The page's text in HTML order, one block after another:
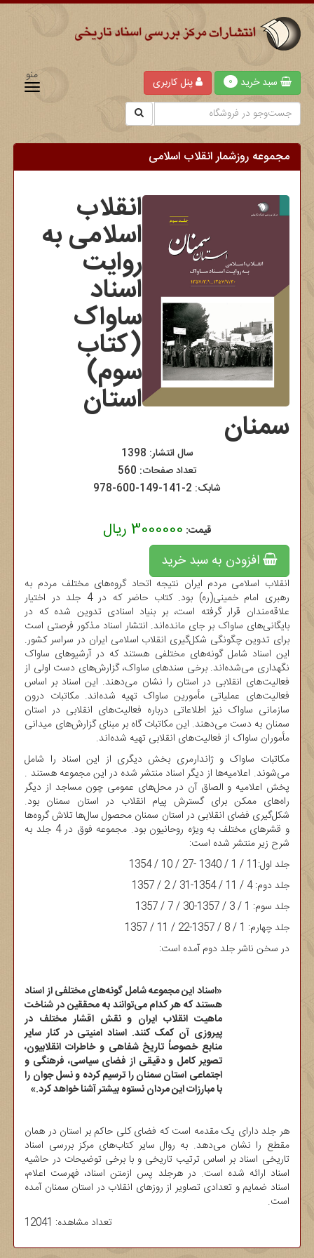
منو سبد خرید 0 پنل کاربری
مجموعه روزشمار انقلاب اسلامی
انقلاب
اسلامی به
روایت
اسناد
ساواک
(کتاب
سوم)
استان
سمنان
سال انتشار: 1398
تعداد صفحات: 560
شابک: 978-600-149-141-2
قیمت: 3000000 ریال
افزودن به سبد خرید
انقلاب اسلامی مردم ایران نتیجه اتحاد گروه‌های مختلف مردم به
رهبری امام خمینی(ره) بود. کتاب حاضر که در 4 جلد در اختیار
علاقه‌مندان قرار گرفته است، بر بنیاد اسنادی تدوین شده که در
بایگانی‌های ساواک بر جای مانده‌اند. انتشار اسناد مذکور فرصتی است
برای تدوین چگونگی شکل‌گیری انقلاب اسلامی ایران در سراسر کشور.
این اسناد شامل گونه‌های مختلفی هستند که در آرشیوهای ساواک
نگهداری می‌شده‌اند. برخی سندهای ساواک، گزارش‌های دست اولی از
فعالیت‌های انقلابی در استان را نشان می‌دهند. این اسناد بر اساس
فعالیت‌های عملیاتی مأمورین ساواک تهیه شده‌اند. مکاتبات درون
سازمانی ساواک نیز اطلاعاتی درباره فعالیت‌های انقلابی در استان
سمنان به دست می‌دهند. این مکاتبات گاه بر مبنای گزارش‌های میدانی
مأموران ساواک از فعالیت‌های انقلابی تهیه شده‌اند.
مکاتبات ساواک و ژاندارمری بخش دیگری از این اسناد را شامل
می‌شوند. اعلامیه‌ها از دیگر اسناد منتشر شده در این مجموعه هستند .
پخش اعلامیه و الصاق آن در محل‌های عمومی چون مساجد از دیگر
راه‌های ممکن برای گسترش پیام انقلاب در استان سمنان بود.
شکل‌گیری فضای انقلابی در استان سمنان محصول سال‌ها تلاش گروه‌ها
و قشرهای مختلف به ویژه روحانیون بود. مجموعه فوق در 4 جلد به
شرح زیر منتشر شده است:
جلد اول:11 / 1 / 1340 -27 / 10 / 1354
جلد دوم: 4 / 11 / 1354-31 / 2 / 1357
جلد سوم: 1 / 3 / 1357-30 / 7 / 1357
جلد چهارم: 1 / 8 / 1357-22 / 11 / 1357
در سخن ناشر جلد دوم آمده است:
«اسناد این مجموعه شامل گونه‌های مختلفی از اسناد
هستند که هر کدام می‌توانند به محققین در شناخت
ماهیت انقلاب ایران و نقش اقشار مختلف در
پیروزی آن کمک کنند. اسناد امنیتی در کنار سایر
منابع خصوصاً تاریخ شفاهی و خاطرات انقلابیون،
تصویر کامل و دقیقی از فضای سیاسی، فرهنگی و
اجتماعی استان سمنان را ترسیم کرده و نسل جوان را
با مبارزات این مردان نستوه بیشتر آشنا خواهد کرد.»
هر جلد دارای یک مقدمه است که فضای کلی حاکم بر استان در همان
مقطع را نشان می‌دهد. به روال سایر کتاب‌های مرکز بررسی اسناد
تاریخی اسناد بر اساس ترتیب تاریخی و با برخی توضیحات در حاشیه
اسناد ارائه شده است. در هرجلد پس ازمتن اسناد، فهرست اعلام،
اسناد ضمایم و تعدادی تصاویر از روزهای انقلاب در استان سمنان آمده
است.
تعداد مشاهده: 12041